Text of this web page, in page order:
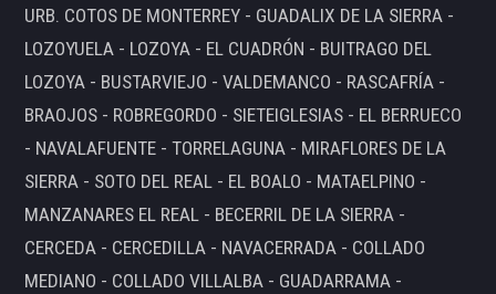
URB. COTOS DE MONTERREY - GUADALIX DE LA SIERRA -
LOZOYUELA - LOZOYA - EL CUADRÓN - BUITRAGO DEL
LOZOYA - BUSTARVIEJO - VALDEMANCO - RASCAFRÍA -
BRAOJOS - ROBREGORDO - SIETEIGLESIAS - EL BERRUECO
- NAVALAFUENTE - TORRELAGUNA - MIRAFLORES DE LA
SIERRA - SOTO DEL REAL - EL BOALO - MATAELPINO -
MANZANARES EL REAL - BECERRIL DE LA SIERRA -
CERCEDA - CERCEDILLA - NAVACERRADA - COLLADO
MEDIANO - COLLADO VILLALBA - GUADARRAMA -